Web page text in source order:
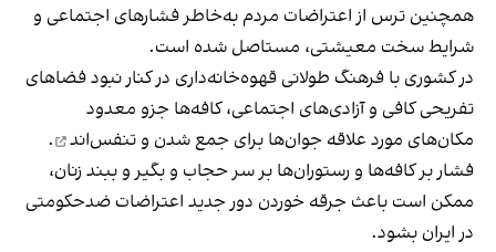
همچنین ترس از اعتراضات مردم به‌خاطر فشارهای اجتماعی و
شرایط سخت معیشتی، مستاصل شده است.
در کشوری با فرهنگ طولانی قهوه‌‌خانه‌داری در کنار نبود فضاهای
تفریحی کافی و آزادی‌های اجتماعی، کافه‌ها جزو معدود
مکان‌های مورد علاقه جوان‌ها برای جمع شدن و تنفس‌اند
.
فشار بر کافه‌ها و رستوران‌ها بر سر حجاب و بگیر و ببند زنان،
ممکن است باعث جرقه خوردن دور جدید اعتراضات ضدحکومتی
در ایران بشود.